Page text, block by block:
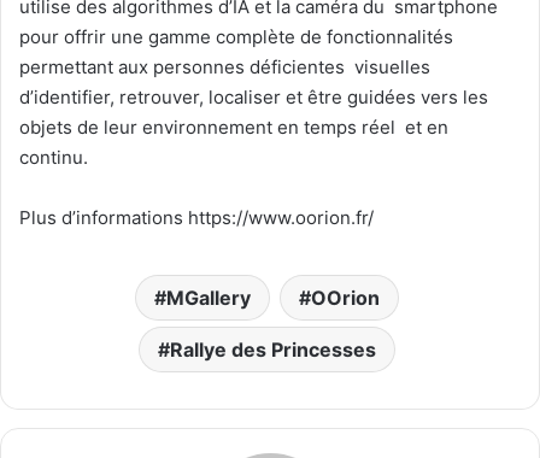
utilise des algorithmes d’IA et la caméra du smartphone
pour offrir une gamme complète de fonctionnalités
permettant aux personnes déficientes visuelles
d’identifier, retrouver, localiser et être guidées vers les
objets de leur environnement en temps réel et en
continu.
Plus d’informations https://www.oorion.fr/
MGallery OOrion
Rallye des Princesses